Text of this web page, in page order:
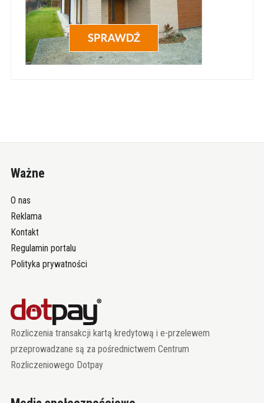
Ważne
O nas
Reklama
Kontakt
Regulamin portalu
Polityka prywatności
Rozliczenia transakcji kartą kredytową i e-przelewem
przeprowadzane są za pośrednictwem Centrum
Rozliczeniowego Dotpay